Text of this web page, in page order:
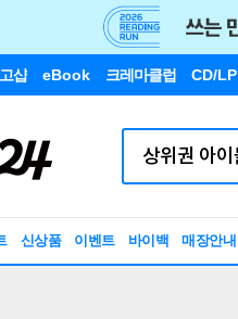
샵 eBook 크레마클럽 CD/LP
신상품 이벤트 바이백 매장안내